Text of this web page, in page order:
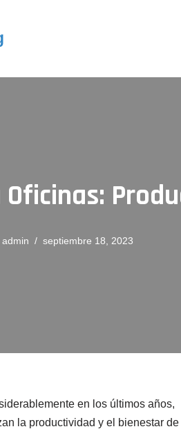
admin septiembre 18, 2023
en los últimos años,
la productividad y el bienestar